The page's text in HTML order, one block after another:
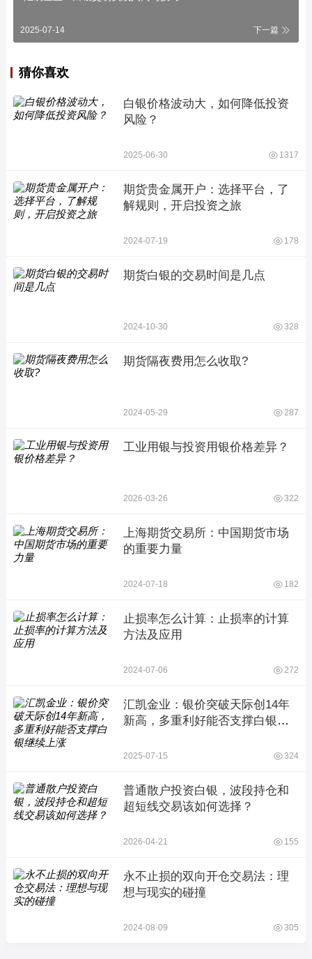
2025-07-14 下一篇
猜你喜欢
白银价格波动大，如何降低投资
风险？
2025-06-30 1317
期货贵金属开户：选择平台，了
解规则，开启投资之旅
2024-07-19 178
期货白银的交易时间是几点
2024-10-30 328
期货隔夜费用怎么收取?
2024-05-29 287
工业用银与投资用银价格差异？
2026-03-26 322
上海期货交易所：中国期货市场
的重要力量
2024-07-18 182
止损率怎么计算：止损率的计算
方法及应用
2024-07-06 272
汇凯金业：银价突破天际创14年
新高，多重利好能否支撑白银继
2025-07-15 324
普通散户投资白银，波段持仓和
超短线交易该如何选择？
2026-04-21 155
永不止损的双向开仓交易法：理
想与现实的碰撞
2024-08-09 305